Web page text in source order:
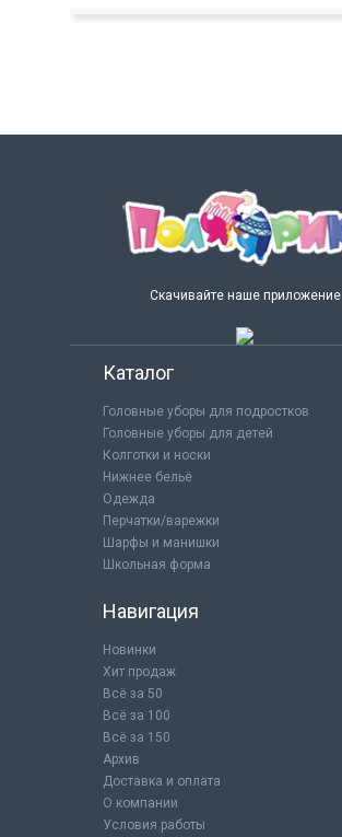
Скачивайте наше приложение
Каталог
Головные уборы для подростков
Головные уборы для детей
Колготки и носки
Нижнее бельё
Одежда
Перчатки/варежки
Шарфы и манишки
Школьная форма
Навигация
Новинки
Хит продаж
Всё за 50
Всё за 100
Всё за 150
Архив
Доставка и оплата
О компании
Условия работы